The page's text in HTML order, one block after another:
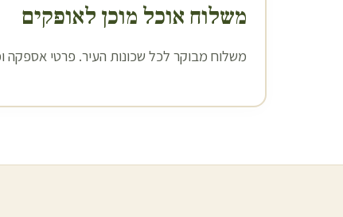
משלוח אוכל מוכן לאופקים
משלוח מבוקר לכל שכונות העיר. פרטי אספקה